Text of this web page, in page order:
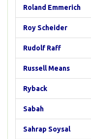
Roland Emmerich
Roy Scheider
Rudolf Raff
Russell Means
Ryback
Sabah
Sahrap Soysal